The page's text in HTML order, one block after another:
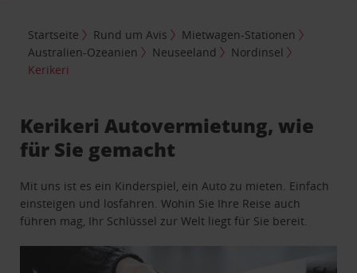
Startseite Rund um Avis
Mietwagen-Stationen
Australien-Ozeanien
Neuseeland
Nordinsel
Kerikeri
Kerikeri Autovermietung, wie
für Sie gemacht
Mit uns ist es ein Kinderspiel, ein Auto zu mieten. Einfach
einsteigen und losfahren. Wohin Sie Ihre Reise auch
führen mag, Ihr Schlüssel zur Welt liegt für Sie bereit.